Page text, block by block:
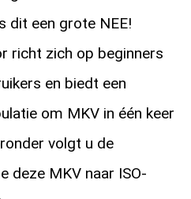
dit een grote NEE!
richt zich op beginners
en biedt een
om MKV in één keer
volgt u de
deze MKV naar ISO-